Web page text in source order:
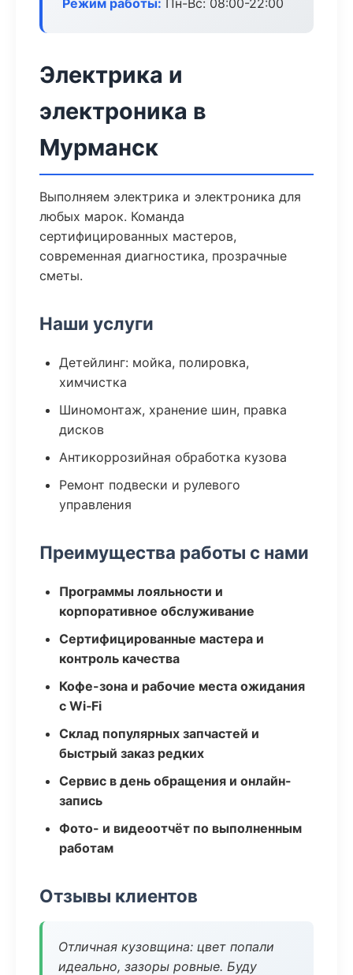
Режим работы: Пн-Вс: 08:00-22:00
Электрика и
электроника в
Мурманск
Выполняем электрика и электроника для
любых марок. Команда
сертифицированных мастеров,
современная диагностика, прозрачные
сметы.
Наши услуги
Детейлинг: мойка, полировка,
химчистка
Шиномонтаж, хранение шин, правка
дисков
Антикоррозийная обработка кузова
Ремонт подвески и рулевого
управления
Преимущества работы с нами
Программы лояльности и
корпоративное обслуживание
Сертифицированные мастера и
контроль качества
Кофе-зона и рабочие места ожидания
с Wi‑Fi
Склад популярных запчастей и
быстрый заказ редких
Сервис в день обращения и онлайн-
запись
Фото- и видеоотчёт по выполненным
работам
Отзывы клиентов
Отличная кузовщина: цвет попали
идеально, зазоры ровные. Буду